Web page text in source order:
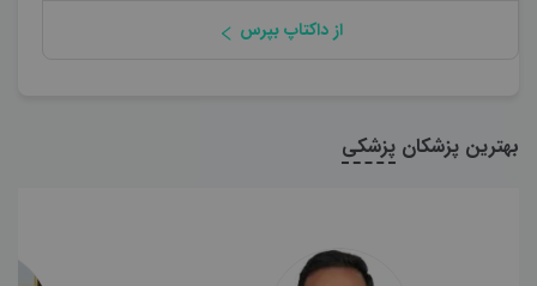
از داکتاپ بپرس
بهترین پزشکان پزشکی